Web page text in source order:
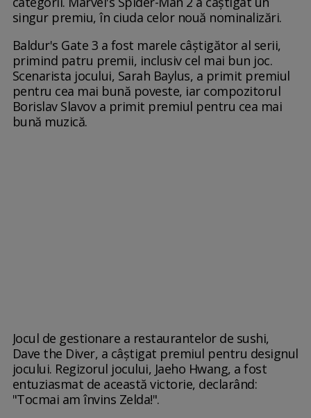
singur premiu, în ciuda celor nouă nominalizări.
Baldur's Gate 3 a fost marele câștigător al serii,
primind patru premii, inclusiv cel mai bun joc.
Scenarista jocului, Sarah Baylus, a primit premiul
pentru cea mai bună poveste, iar compozitorul
Borislav Slavov a primit premiul pentru cea mai
bună muzică.
Jocul de gestionare a restaurantelor de sushi,
Dave the Diver, a câștigat premiul pentru designul
jocului. Regizorul jocului, Jaeho Hwang, a fost
entuziasmat de această victorie, declarând:
"Tocmai am învins Zelda!".